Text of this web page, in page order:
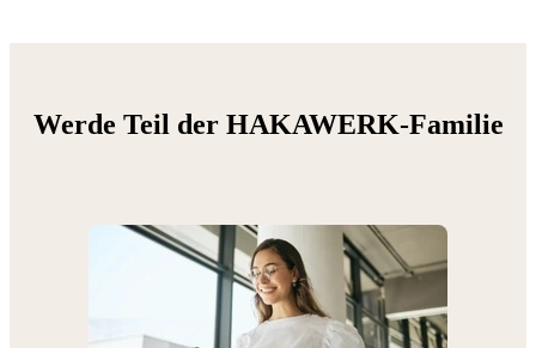
Werde Teil der HAKAWERK-Familie